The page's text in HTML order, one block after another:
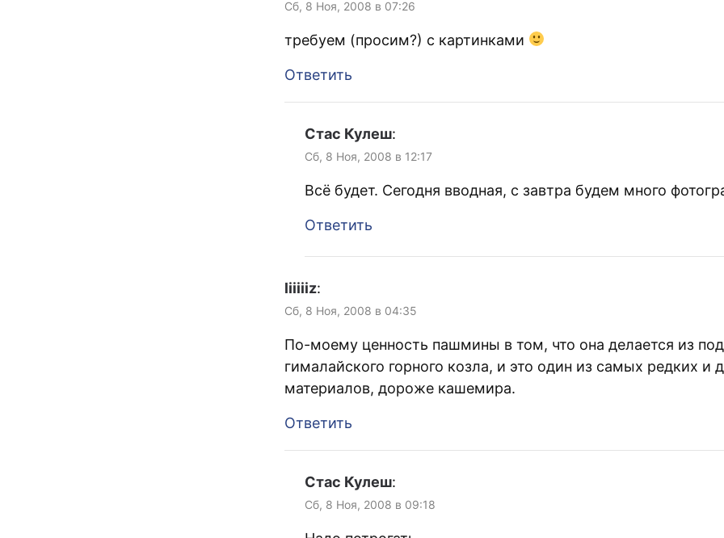
Сб, 8 Ноя, 2008 в 07:26
требуем (просим?) с картинками
Ответить
Стас Кулеш:
Сб, 8 Ноя, 2008 в 12:17
Всё будет. Сегодня вводная, с завтра будем много
Ответить
liiiiiz:
Сб, 8 Ноя, 2008 в 04:35
По-моему ценность пашмины в том, что она делается из
гималайского горного козла, и это один из самых редких и
материалов, дороже кашемира.
Ответить
Стас Кулеш:
Сб, 8 Ноя, 2008 в 09:18